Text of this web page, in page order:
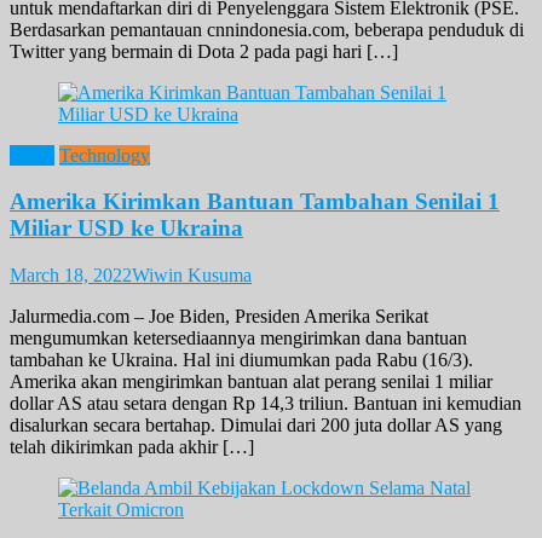
untuk mendaftarkan diri di Penyelenggara Sistem Elektronik (PSE.
Berdasarkan pemantauan cnnindonesia.com, beberapa penduduk di
Twitter yang bermain di Dota 2 pada pagi hari […]
Technology
Amerika Kirimkan Bantuan Tambahan Senilai 1
Miliar USD ke Ukraina
March 18, 2022Wiwin Kusuma
Jalurmedia.com – Joe Biden, Presiden Amerika Serikat
mengumumkan ketersediaannya mengirimkan dana bantuan
tambahan ke Ukraina. Hal ini diumumkan pada Rabu (16/3).
Amerika akan mengirimkan bantuan alat perang senilai 1 miliar
dollar AS atau setara dengan Rp 14,3 triliun. Bantuan ini kemudian
disalurkan secara bertahap. Dimulai dari 200 juta dollar AS yang
telah dikirimkan pada akhir […]